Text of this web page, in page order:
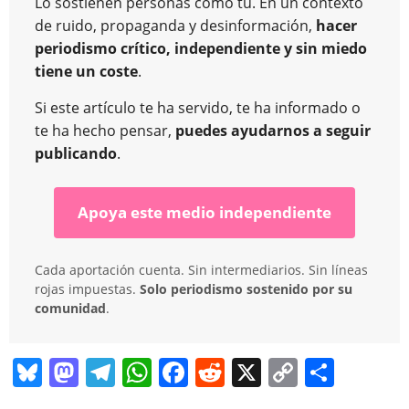
de ruido, propaganda y desinformación, hacer
periodismo crítico, independiente y sin miedo
tiene un coste.
Si este artículo te ha servido, te ha informado o
te ha hecho pensar, puedes ayudarnos a seguir
publicando.
Apoya este medio independiente
Cada aportación cuenta. Sin intermediarios. Sin líneas
rojas impuestas. Solo periodismo sostenido por su
comunidad.
Bl M T W F R X C